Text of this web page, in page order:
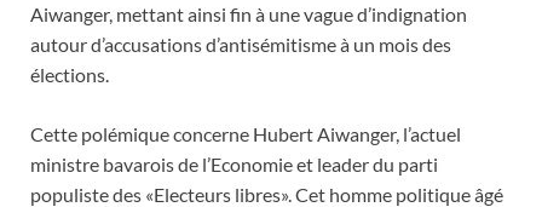
Aiwanger, mettant ainsi fin à une vague d’indignation
autour d’accusations d’antisémitisme à un mois des
élections.
Cette polémique concerne Hubert Aiwanger, l’actuel
ministre bavarois de l’Economie et leader du parti
populiste des «Electeurs libres». Cet homme politique âgé